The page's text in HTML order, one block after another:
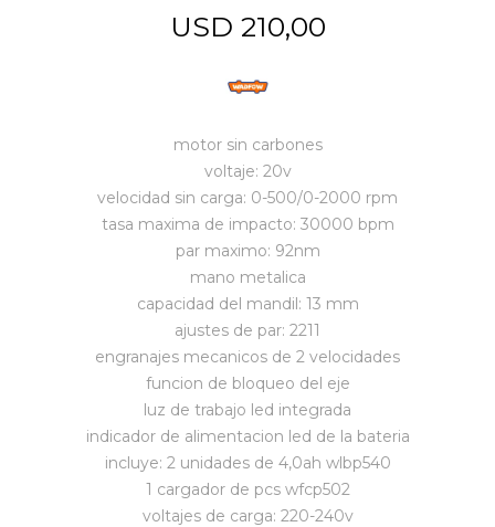
USD 210,00
motor sin carbones
voltaje: 20v
velocidad sin carga: 0-500/0-2000 rpm
tasa maxima de impacto: 30000 bpm
par maximo: 92nm
mano metalica
capacidad del mandil: 13 mm
ajustes de par: 2211
engranajes mecanicos de 2 velocidades
funcion de bloqueo del eje
luz de trabajo led integrada
indicador de alimentacion led de la bateria
incluye: 2 unidades de 4,0ah wlbp540
1 cargador de pcs wfcp502
voltajes de carga: 220-240v
Juguetes y artículos para bebé
Vestimenta y calzado